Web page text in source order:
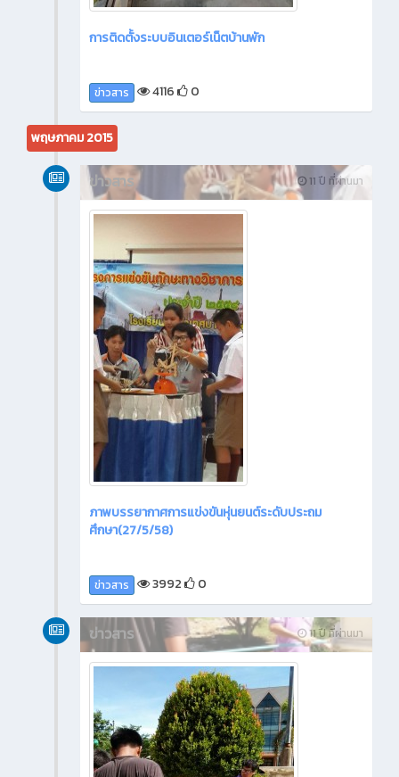
การติดตั้งระบบอินเตอร์เน็ตบ้านพัก
ข่าวสาร 4116 0
พฤษภาคม 2015
11 ปี ที่ผ่านมา
ข่าวสาร
ภาพบรรยากาศการแข่งขันหุ่นยนต์ระดับประถม
ศึกษา(27/5/58)
ข่าวสาร 3992 0
11 ปี ที่ผ่านมา
ข่าวสาร